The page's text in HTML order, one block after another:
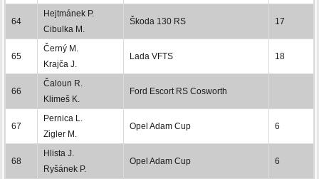
64
Hejtmánek P.
Cibulka M.
Škoda 130 RS 17
65
Černý M.
Krajča J.
Lada VFTS 18
66
Čaloun R.
Klimeš K.
Ford Escort RS Cosworth
67
Pernica L.
Zigler M.
Opel Adam Cup 6
68
Hlista J.
Ryšánek P.
Opel Adam Cup 6